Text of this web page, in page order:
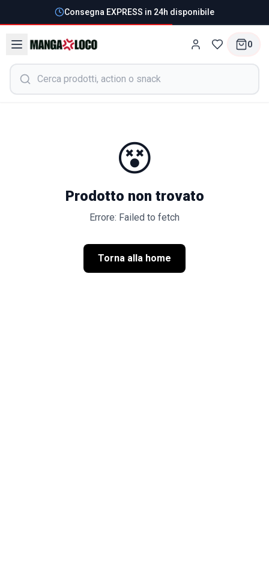
Consegna EXPRESS in 24h disponibile
0
😵
Prodotto non trovato
Errore: Failed to fetch
Torna alla home